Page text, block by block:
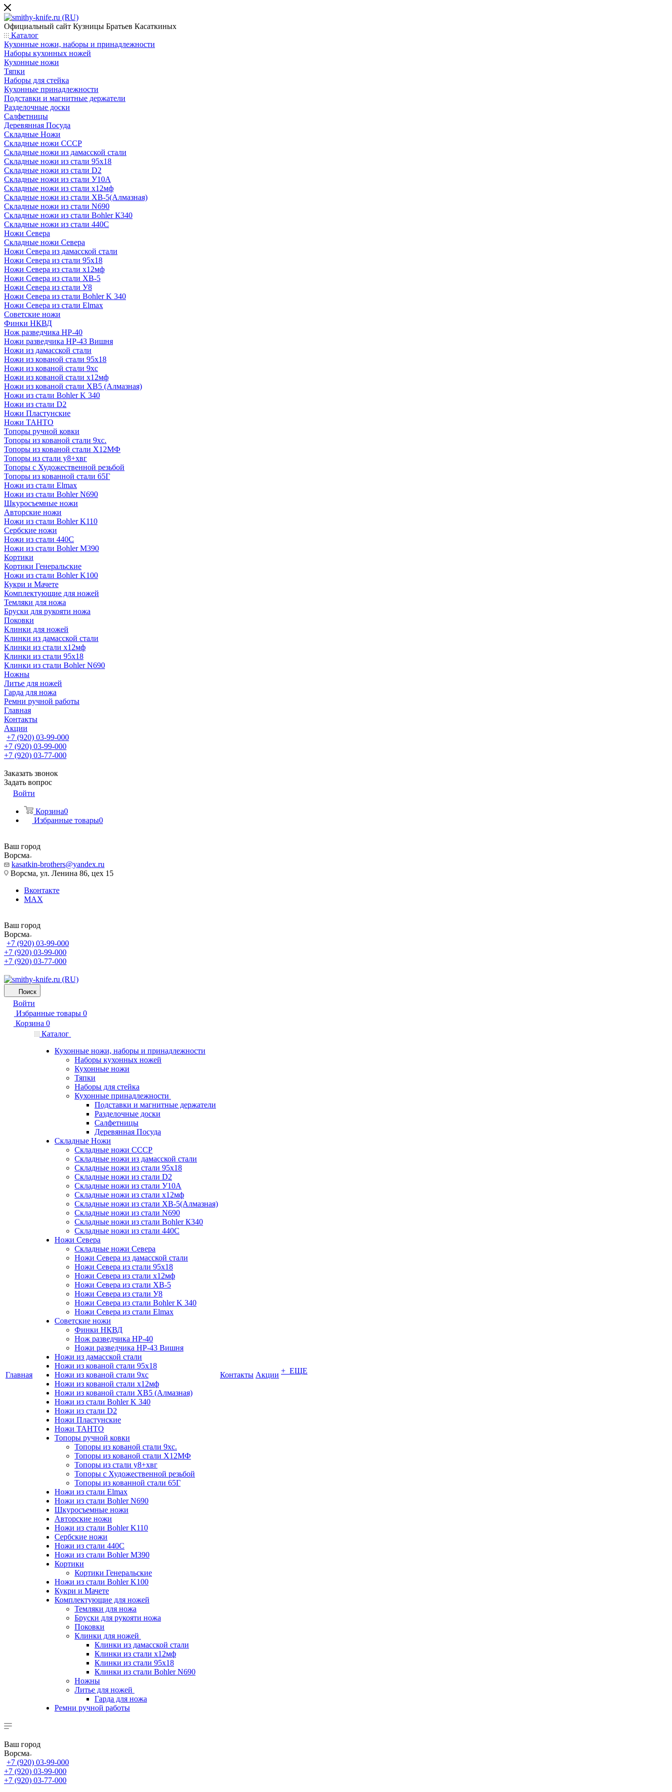
Официальный сайт Кузницы Братьев Касаткиных
Каталог
Кухонные ножи, наборы и принадлежности
Наборы кухонных ножей
Кухонные ножи
Тяпки
Наборы для стейка
Кухонные принадлежности
Подставки и магнитные держатели
Разделочные доски
Салфетницы
Деревянная Посуда
Складные Ножи
Cкладные ножи СССР
Складные ножи из дамасской стали
Складные ножи из стали 95х18
Складные ножи из стали D2
Складные ножи из стали У10А
Складные ножи из стали х12мф
Складные ножи из стали ХВ-5(Алмазная)
Складные ножи из стали N690
Складные ножи из стали Bohler К340
Складные ножи из стали 440С
Ножи Севера
Складные ножи Севера
Ножи Севера из дамасской стали
Ножи Севера из стали 95х18
Ножи Севера из стали х12мф
Ножи Севера из стали ХВ-5
Ножи Севера из стали У8
Ножи Севера из стали Bohler K 340
Ножи Севера из стали Elmax
Советские ножи
Финки НКВД
Нож разведчика НР-40
Ножи разведчика НР-43 Вишня
Ножи из дамасской стали
Ножи из кованой стали 95х18
Ножи из кованой стали 9хс
Ножи из кованой стали х12мф
Ножи из кованой стали ХВ5 (Алмазная)
Ножи из стали Bohler K 340
Ножи из стали D2
Ножи Пластунские
Ножи ТАНТО
Топоры ручной ковки
Топоры из кованой стали 9хс.
Топоры из кованой стали Х12МФ
Топоры из стали у8+хвг
Топоры с Художественной резьбой
Топоры из кованной стали 65Г
Ножи из стали Elmax
Ножи из стали Bohler N690
Шкуросъемные ножи
Авторские ножи
Ножи из стали Bohler K110
Сербские ножи
Ножи из стали 440С
Ножи из стали Bohler M390
Кортики
Кортики Генеральские
Ножи из стали Bohler K100
Кукри и Мачете
Комплектующие для ножей
Темляки для ножа
Бруски для рукояти ножа
Поковки
Клинки для ножей
Клинки из дамасской стали
Клинки из стали х12мф
Клинки из стали 95х18
Клинки из стали Bohler N690
Ножны
Литье для ножей
Гарда для ножа
Ремни ручной работы
Главная
Контакты
Акции
+7 (920) 03-99-000
+7 (920) 03-99-000
+7 (920) 03-77-000
Заказать звонок
Задать вопрос
Войти
Корзина0
Избранные товары0
Ваш город
Ворсма
kasatkin-brothers@yandex.ru
Ворсма, ул. Ленина 86, цех 15
Вконтакте
MAX
Ваш город
Ворсма
+7 (920) 03-99-000
+7 (920) 03-99-000
+7 (920) 03-77-000
Поиск
Войти
Избранные товары 0
Корзина 0
Главная
Каталог
Кухонные ножи, наборы и принадлежности
Наборы кухонных ножей
Кухонные ножи
Тяпки
Наборы для стейка
Кухонные принадлежности
Подставки и магнитные держатели
Разделочные доски
Салфетницы
Деревянная Посуда
Складные Ножи
Cкладные ножи СССР
Складные ножи из дамасской стали
Складные ножи из стали 95х18
Складные ножи из стали D2
Складные ножи из стали У10А
Складные ножи из стали х12мф
Складные ножи из стали ХВ-5(Алмазная)
Складные ножи из стали N690
Складные ножи из стали Bohler К340
Складные ножи из стали 440С
Ножи Севера
Складные ножи Севера
Ножи Севера из дамасской стали
Ножи Севера из стали 95х18
Ножи Севера из стали х12мф
Ножи Севера из стали ХВ-5
Ножи Севера из стали У8
Ножи Севера из стали Bohler K 340
Ножи Севера из стали Elmax
Советские ножи
Финки НКВД
Нож разведчика НР-40
Ножи разведчика НР-43 Вишня
Ножи из дамасской стали
Ножи из кованой стали 95х18
Ножи из кованой стали 9хс
Ножи из кованой стали х12мф
Ножи из кованой стали ХВ5 (Алмазная)
Ножи из стали Bohler K 340
Ножи из стали D2
Ножи Пластунские
Ножи ТАНТО
Топоры ручной ковки
Топоры из кованой стали 9хс.
Топоры из кованой стали Х12МФ
Топоры из стали у8+хвг
Топоры с Художественной резьбой
Топоры из кованной стали 65Г
Ножи из стали Elmax
Ножи из стали Bohler N690
Шкуросъемные ножи
Авторские ножи
Ножи из стали Bohler K110
Сербские ножи
Ножи из стали 440С
Ножи из стали Bohler M390
Кортики
Кортики Генеральские
Ножи из стали Bohler K100
Кукри и Мачете
Комплектующие для ножей
Темляки для ножа
Бруски для рукояти ножа
Поковки
Клинки для ножей
Клинки из дамасской стали
Клинки из стали х12мф
Клинки из стали 95х18
Клинки из стали Bohler N690
Ножны
Литье для ножей
Гарда для ножа
Ремни ручной работы
Контакты Акции + ЕЩЕ
Ваш город
Ворсма
+7 (920) 03-99-000
+7 (920) 03-99-000
+7 (920) 03-77-000